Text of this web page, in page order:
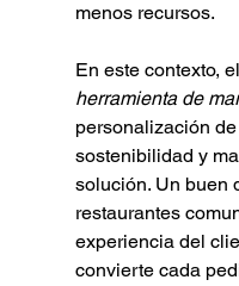
menos recursos.
En este contexto, el
herramienta de
personalización
sostenibilidad y
solución. Un buen
restaurantes
experiencia del
convierte cada